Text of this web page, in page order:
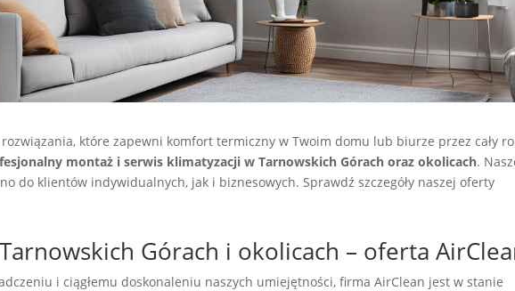
które zapewni komfort termiczny w Twoim domu lub biurze przez cały
montaż i serwis klimatyzacji w Tarnowskich Górach oraz okolicach.
do klientów indywidualnych, jak i biznesowych. Sprawdź szczegóły naszej oferty
Górach i okolicach – oferta
i ciągłemu doskonaleniu naszych umiejętności, firma AirClean jest w stanie